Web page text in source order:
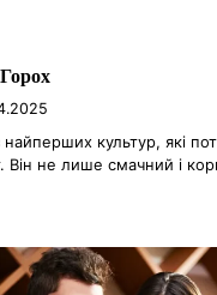
культур, які
Він не лише смачний і